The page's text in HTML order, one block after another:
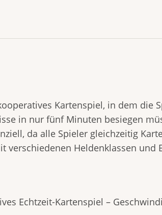
Kartenspiel, in dem die
in nur fünf Minuten besiegen
da alle Spieler gleichzeitig
verschiedenen Heldenklassen und
Echtzeit-Kartenspiel –